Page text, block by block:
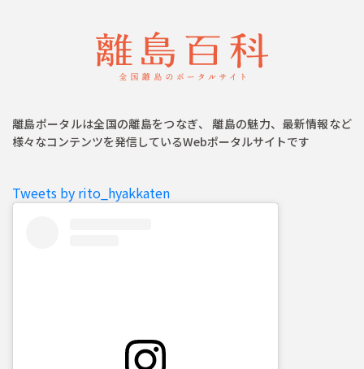
離島ポータルは全国の離島をつなぎ、 離島の魅力、最新情報など
様々なコンテンツを発信しているWebポータルサイトです
Tweets by rito_hyakkaten